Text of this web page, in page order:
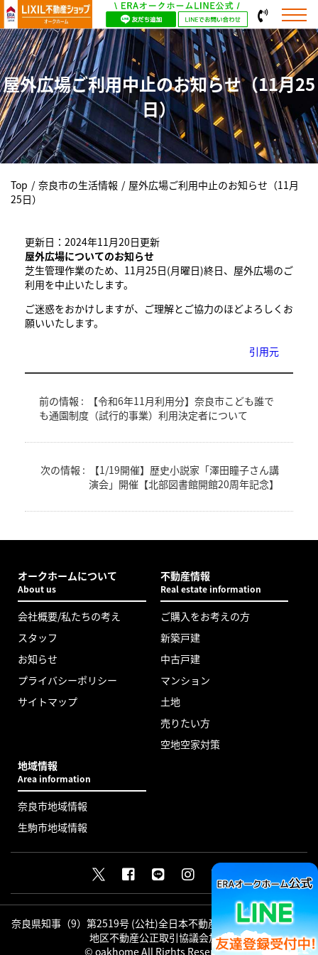
屋外広場ご利用中止のお知らせ（11月25
日）
Top / 奈良市の生活情報 / 屋外広場ご利用中止のお知らせ（11月
25日）
更新日：2024年11月20日更新
屋外広場についてのお知らせ
芝生管理作業のため、11月25日(月曜日)終日、屋外広場のご
利用を中止いたします。
ご迷惑をおかけしますが、ご理解とご協力のほどよろしくお
願いいたします。
引用元
前の情報 :
【令和6年11月利用分】奈良市こども誰で
も通園制度（試行的事業）利用決定者について
次の情報 :
【1/19開催】歴史小説家「澤田瞳子さん講
演会」開催【北部図書館開館20周年記念】
オークホームについて
About us
会社概要/私たちの考え
スタッフ
お知らせ
プライバシーポリシー
サイトマップ
不動産情報
Real estate information
ご購入をお考えの方
新築戸建
中古戸建
マンション
土地
売りたい方
空地空家対策
地域情報
Area information
奈良市地域情報
生駒市地域情報
奈良県知事（9）第2519号 (公社)全日本不動産協会会員 (公社)近畿
地区不動産公正取引協議会加盟
© oakhome All Rights Reserved.